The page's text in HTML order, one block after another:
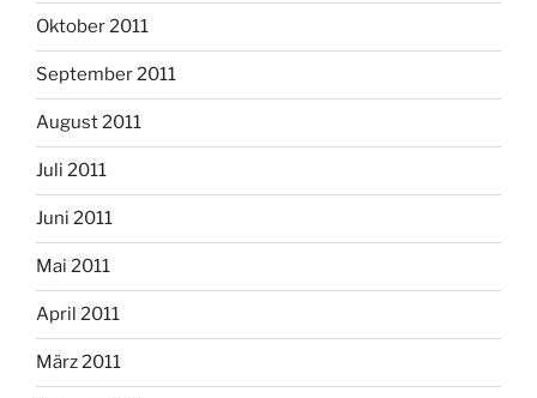
Oktober 2011
September 2011
August 2011
Juli 2011
Juni 2011
Mai 2011
April 2011
März 2011